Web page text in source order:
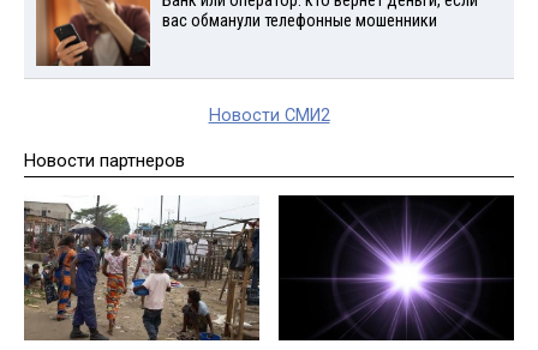
вас обманули телефонные мошенники
Новости СМИ2
Новости партнеров